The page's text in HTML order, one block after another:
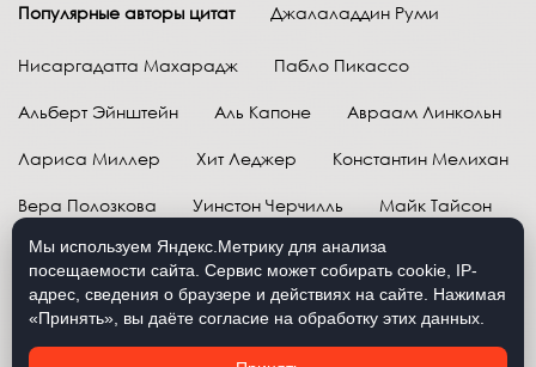
Популярные авторы цитат Джалаладдин Руми
Нисаргадатта Махарадж Пабло Пикассо
Альберт Эйнштейн Аль Капоне Авраам Линкольн
Лариса Миллер Хит Леджер Константин Мелихан
Вера Полозкова Уинстон Черчилль Майк Тайсон
Марк Твен Расул Гамзатов Грег Плитт
Далай-лама XIV Уоррен Баффетт
Давид Самойлов Антон Чехов Жан-Поль Сартр
Мы используем Яндекс.Метрику для анализа
посещаемости сайта. Сервис может собирать cookie, IP-
адрес, сведения о браузере и действиях на сайте. Нажимая
«Принять», вы даёте согласие на обработку этих данных.